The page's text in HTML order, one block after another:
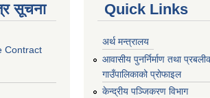
सूचना
Contract
Quick Links
अर्थ मन्त्रालय
आवासीय पुनर्निर्माण तथा
गाउँपालिकाको प्रोफाइल
केन्द्रीय पञ्जिकरण विभाग